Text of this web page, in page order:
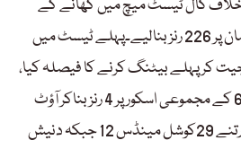
گال ٹیسٹ میچ میں کھانے کے
وقفے تک 5 وکٹوں کے نقصان پر 226 رنز بنالیے۔پہلے ٹیسٹ میں
کر پہلے بیٹنگ کرنے کا فیصلہ کیا،
تاہم اوپنر نیشان مدھشکا 6 کے مجموعی اسکور پر 4 رنز بناکر آؤٹ
ہوئے، کپتان ڈیموتھ کرونارتنے 29کوشل مینڈس 12 جبکہ دنیش